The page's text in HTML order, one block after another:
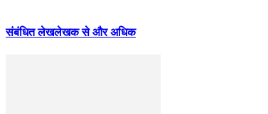
संबंधित लेखलेखक से और अधिक